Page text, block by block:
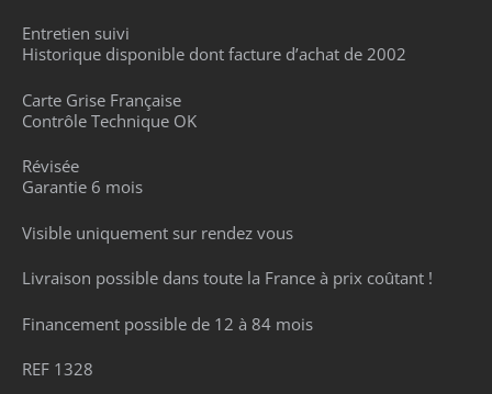
Entretien suivi
Historique disponible dont facture d’achat de 2002
Carte Grise Française
Contrôle Technique OK
Révisée
Garantie 6 mois
Visible uniquement sur rendez vous
Livraison possible dans toute la France à prix coûtant !
Financement possible de 12 à 84 mois
REF 1328